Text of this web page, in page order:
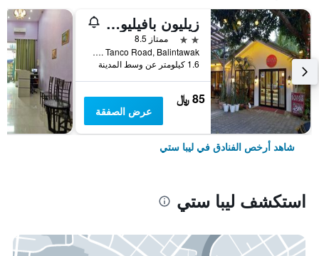
زيليون بافيليون فاميلي آند بيزنس هوتل
2 نجمتين
ممتاز 8.5
A. Tanco Road, Balintawak, ليبا ستي, الفلبين
1.6 كيلومتر عن وسط المدينة
85 ﷼
عرض الصفقة
شاهد أرخص الفنادق في ليبا ستي
استكشف ليبا ستي